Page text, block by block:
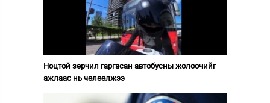
Ноцтой зөрчил гаргасан автобусны жолоочийг
ажлаас нь чөлөөлжээ